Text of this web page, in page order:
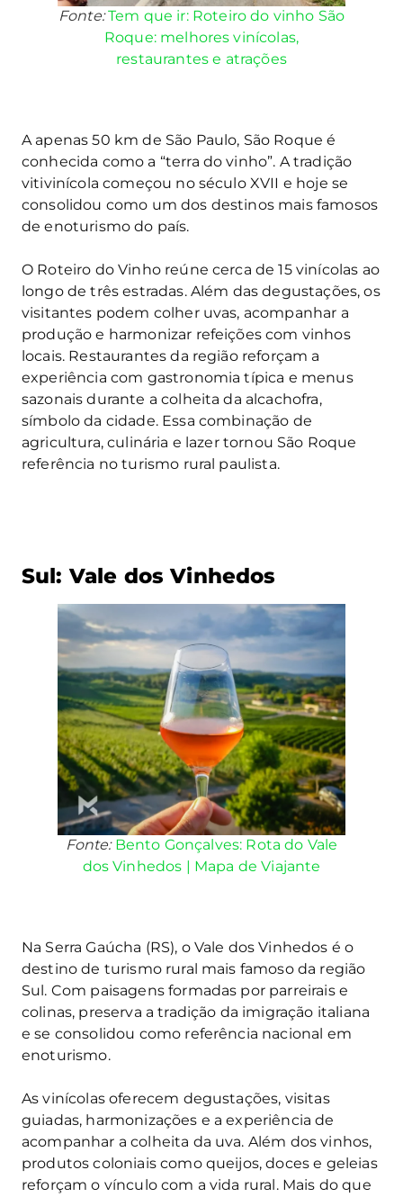
Fonte:Tem que ir: Roteiro do vinho São
Roque: melhores vinícolas,
restaurantes e atrações
A apenas 50 km de São Paulo, São Roque é
conhecida como a “terra do vinho”. A tradição
vitivinícola começou no século XVII e hoje se
consolidou como um dos destinos mais famosos
de enoturismo do país.
O Roteiro do Vinho reúne cerca de 15 vinícolas ao
longo de três estradas. Além das degustações, os
visitantes podem colher uvas, acompanhar a
produção e harmonizar refeições com vinhos
locais. Restaurantes da região reforçam a
experiência com gastronomia típica e menus
sazonais durante a colheita da alcachofra,
símbolo da cidade. Essa combinação de
agricultura, culinária e lazer tornou São Roque
referência no turismo rural paulista.
Sul: Vale dos Vinhedos
Fonte: Bento Gonçalves: Rota do Vale
dos Vinhedos | Mapa de Viajante
Na Serra Gaúcha (RS), o Vale dos Vinhedos é o
destino de turismo rural mais famoso da região
Sul. Com paisagens formadas por parreirais e
colinas, preserva a tradição da imigração italiana
e se consolidou como referência nacional em
enoturismo.
As vinícolas oferecem degustações, visitas
guiadas, harmonizações e a experiência de
acompanhar a colheita da uva. Além dos vinhos,
produtos coloniais como queijos, doces e geleias
reforçam o vínculo com a vida rural. Mais do que